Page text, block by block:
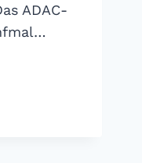
ADAC-